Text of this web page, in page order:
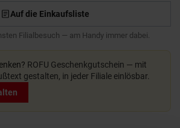
Auf die Einkaufsliste
Filialbesuch — am Handy immer dabei.
ROFU Geschenkgutschein — mit
gestalten, in jeder Filiale einlösbar.